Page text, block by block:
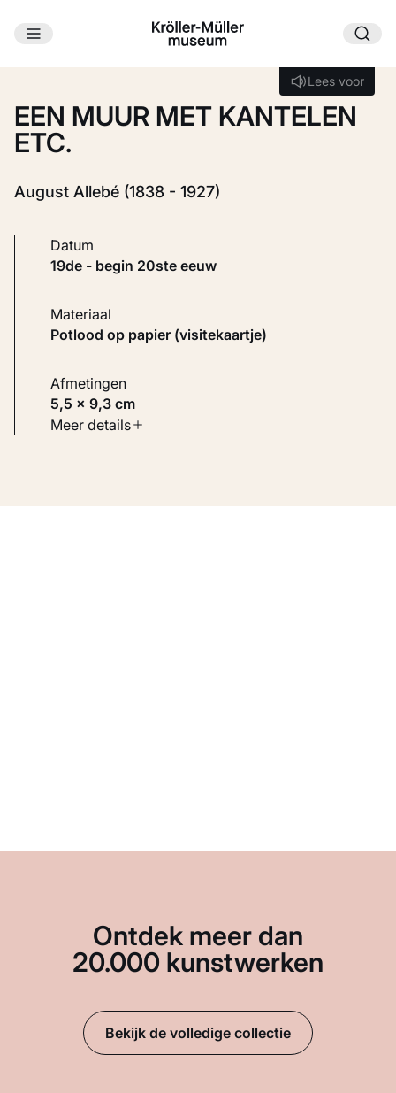
Ga naar hoofdinhoud
Lees voor
Lees voor
EEN MUUR MET KANTELEN
ETC.
August Allebé (1838 - 1927)
Datum
19de - begin 20ste eeuw
Materiaal
Potlood op papier (visitekaartje)
Afmetingen
5,5 × 9,3 cm
Soort werk
Meer details
Ontdek meer dan
20.000 kunstwerken
Bekijk de volledige collectie